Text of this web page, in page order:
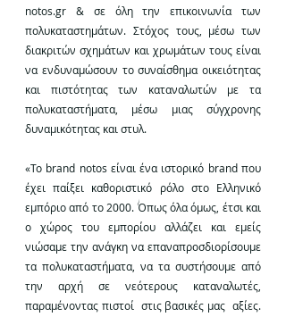
notos.gr & σε όλη την επικοινωνία των
πολυκαταστημάτων. Στόχος τους, μέσω των
διακριτών σχημάτων και χρωμάτων τους είναι
να ενδυναμώσουν το συναίσθημα οικειότητας
και πιστότητας των καταναλωτών με τα
πολυκαταστήματα, μέσω μιας σύγχρονης
δυναμικότητας και στυλ.
«Το brand notos είναι ένα ιστορικό brand που
έχει παίξει καθοριστικό ρόλο στο Ελληνικό
εμπόριο από το 2000. Όπως όλα όμως, έτσι και
ο χώρος του εμπορίου αλλάζει και εμείς
νιώσαμε την ανάγκη να επαναπροσδιορίσουμε
τα πολυκαταστήματα, να τα συστήσουμε από
την αρχή σε νεότερους καταναλωτές,
παραμένοντας πιστοί  στις βασικές μας  αξίες.